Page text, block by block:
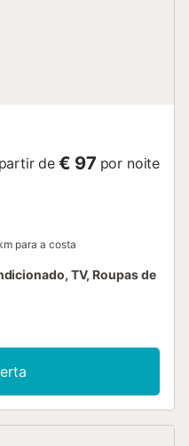
de € 97 por noite
para a costa
TV, Roupas de